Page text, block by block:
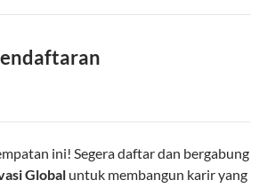
ini! Segera daftar dan bergabung
Global untuk membangun karir yang